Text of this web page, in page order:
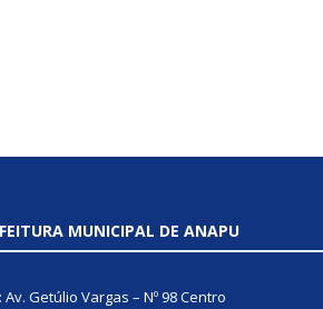
MUNICIPAL DE ANAPU
Av. Getúlio Vargas – Nº 98 Centro